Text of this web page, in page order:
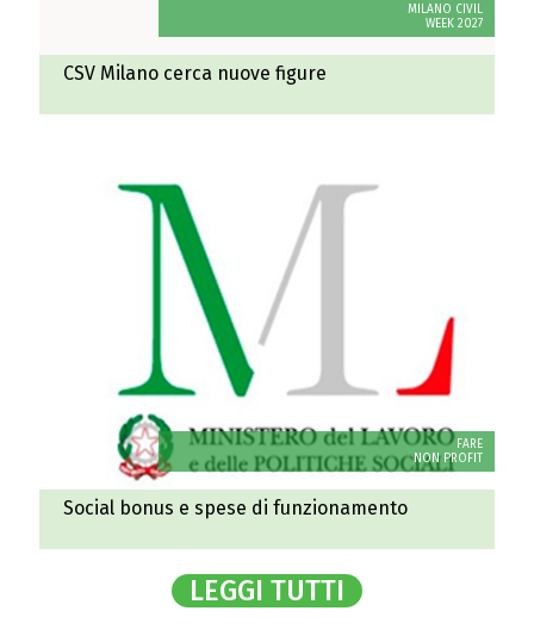
MILANO CIVIL
WEEK 2027
CSV Milano cerca nuove figure
FARE
NON PROFIT
Social bonus e spese di funzionamento
LEGGI TUTTI